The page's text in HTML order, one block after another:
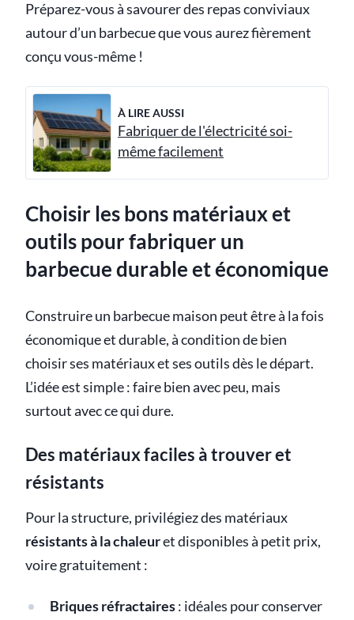
Préparez-vous à savourer des repas conviviaux
autour d’un barbecue que vous aurez fièrement
conçu vous-même !
À LIRE AUSSI
Fabriquer de l'électricité soi-
même facilement
Choisir les bons matériaux et
outils pour fabriquer un
barbecue durable et économique
Construire un barbecue maison peut être à la fois
économique et durable, à condition de bien
choisir ses matériaux et ses outils dès le départ.
L’idée est simple : faire bien avec peu, mais
surtout avec ce qui dure.
Des matériaux faciles à trouver et
résistants
Pour la structure, privilégiez des matériaux
résistants à la chaleuret disponibles à petit prix,
voire gratuitement :
Briques réfractaires: idéales pour conserver